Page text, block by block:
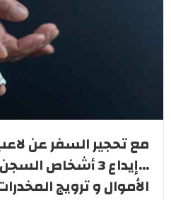
مع تحجير السفر عن
...إيداع 3 أشخاص
الأموال و ترويج